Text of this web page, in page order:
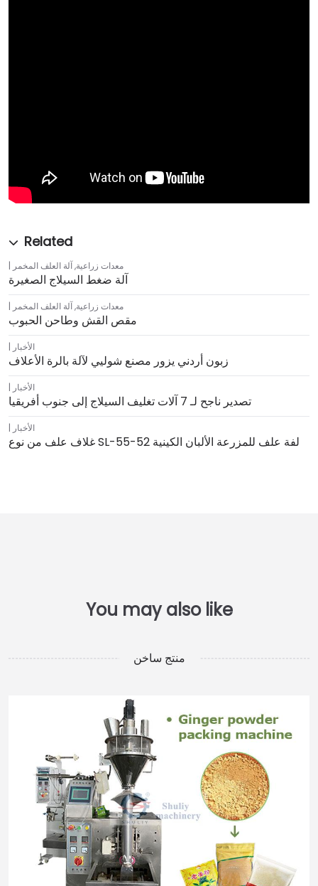
معدات زراعية,آلة العلف المخمر
آلة ضغط السيلاج الصغيرة
معدات زراعية,آلة العلف المخمر
مقص القش وطاحن الحبوب
الأخبار
زبون أردني يزور مصنع شوليي لآلة بالرة الأعلاف
الأخبار
تصدير ناجح لـ 7 آلات تغليف السيلاج إلى جنوب أفريقيا
الأخبار
غلاف علف من نوع SL-55-52 لفة علف للمزرعة الألبان الكينية
منتج ساخن